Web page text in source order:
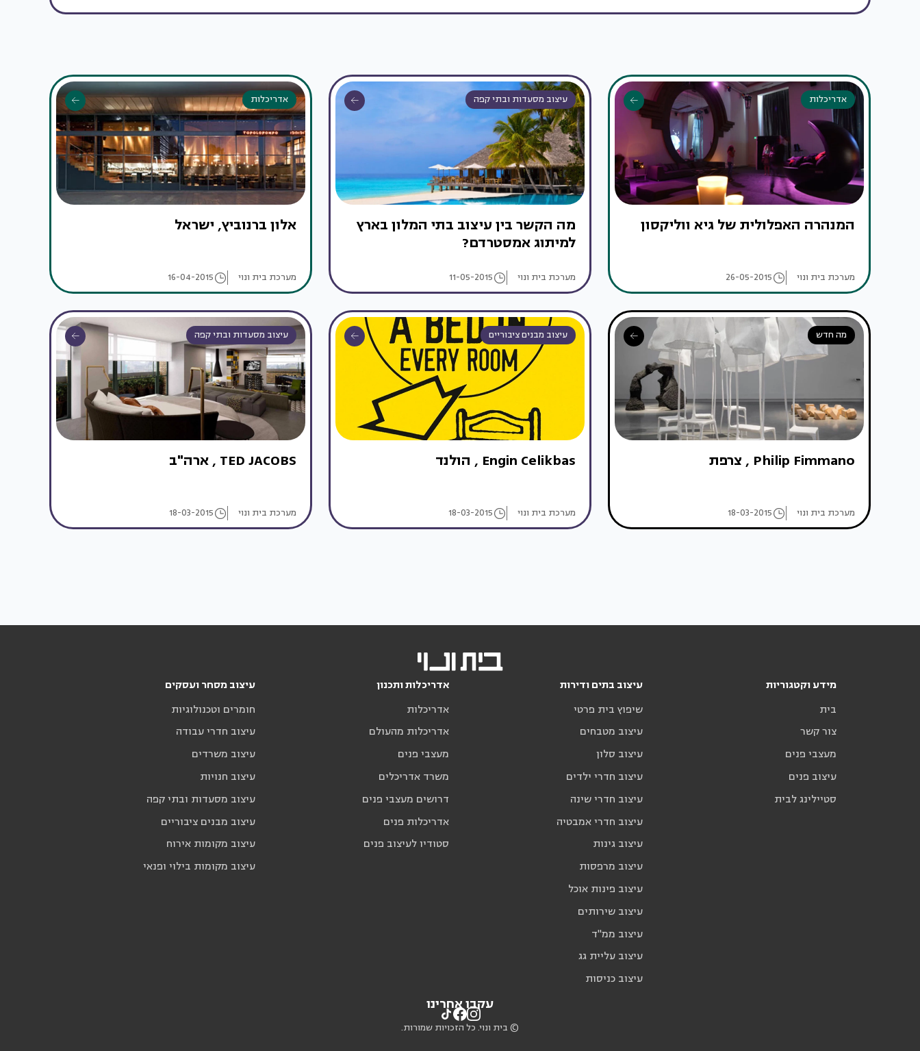
אדריכלות
המנהרה האפלולית של גיא ווליקסון
מערכת בית ונוי 26-05-2015
עיצוב מסעדות ובתי קפה
מה הקשר בין עיצוב בתי המלון בארץ
למיתוג אמסטרדם?
מערכת בית ונוי 11-05-2015
אדריכלות
אלון ברנוביץ, ישראל
מערכת בית ונוי 16-04-2015
מה חדש
Philip Fimmano , צרפת
מערכת בית ונוי 18-03-2015
עיצוב מבנים ציבוריים
Engin Celikbas , הולנד
מערכת בית ונוי 18-03-2015
עיצוב מסעדות ובתי קפה
TED JACOBS , ארה"ב
מערכת בית ונוי 18-03-2015
מידע וקטגוריות
בית
צור קשר
מעצבי פנים
עיצוב פנים
סטיילינג לבית
עיצוב בתים ודירות
שיפוץ בית פרטי
עיצוב מטבחים
עיצוב סלון
עיצוב חדרי ילדים
עיצוב חדרי שינה
עיצוב חדרי אמבטיה
עיצוב גינות
עיצוב מרפסות
עיצוב פינות אוכל
עיצוב שירותים
עיצוב ממ"ד
עיצוב עליית גג
עיצוב כניסות
אדריכלות ותכנון
אדריכלות
אדריכלות מהעולם
מעצבי פנים
משרד אדריכלים
דרושים מעצבי פנים
אדריכלות פנים
סטודיו לעיצוב פנים
עיצוב מסחר ועסקים
חומרים וטכנולוגיות
עיצוב חדרי עבודה
עיצוב משרדים
עיצוב חנויות
עיצוב מסעדות ובתי קפה
עיצוב מבנים ציבוריים
עיצוב מקומות אירוח
עיצוב מקומות בילוי ופנאי
עקבו אחרינו
© בית ונוי. כל הזכויות שמורות.